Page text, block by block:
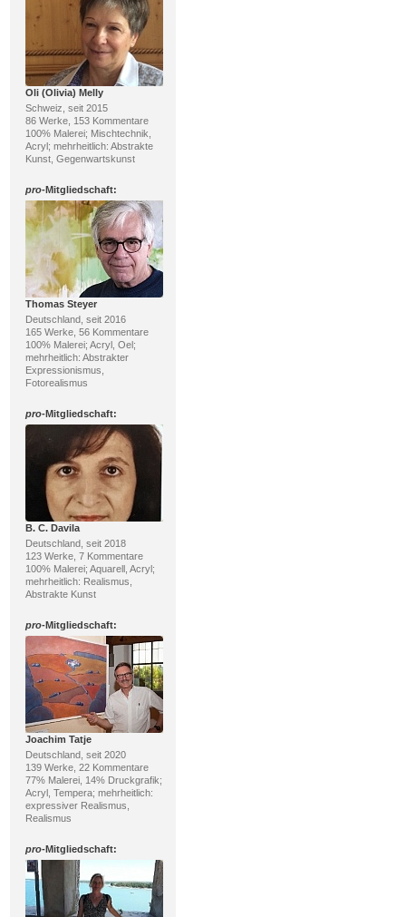
Oli (Olivia) Melly
Schweiz, seit 2015
86 Werke, 153 Kommentare
100% Malerei; Mischtechnik,
Acryl; mehrheitlich: Abstrakte
Kunst, Gegenwartskunst
pro-Mitgliedschaft:
Thomas Steyer
Deutschland, seit 2016
165 Werke, 56 Kommentare
100% Malerei; Acryl, Oel;
mehrheitlich: Abstrakter
Expressionismus,
Fotorealismus
pro-Mitgliedschaft:
B. C. Davila
Deutschland, seit 2018
123 Werke, 7 Kommentare
100% Malerei; Aquarell, Acryl;
mehrheitlich: Realismus,
Abstrakte Kunst
pro-Mitgliedschaft:
Joachim Tatje
Deutschland, seit 2020
139 Werke, 22 Kommentare
77% Malerei, 14% Druckgrafik;
Acryl, Tempera; mehrheitlich:
expressiver Realismus,
Realismus
pro-Mitgliedschaft: